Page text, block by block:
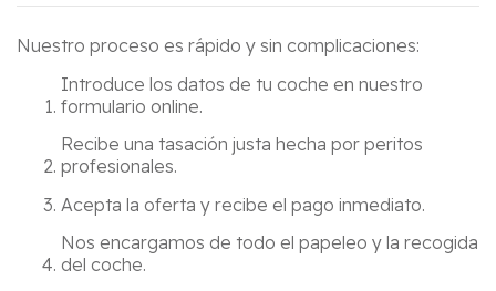
Nuestro proceso es rápido y sin complicaciones:
Introduce los datos de tu coche en nuestro
formulario online.
Recibe una tasación justa hecha por peritos
profesionales.
Acepta la oferta y recibe el pago inmediato.
Nos encargamos de todo el papeleo y la recogida
del coche.